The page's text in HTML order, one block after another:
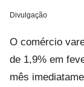
Divulgação
O comércio
de 1,9% em
mês